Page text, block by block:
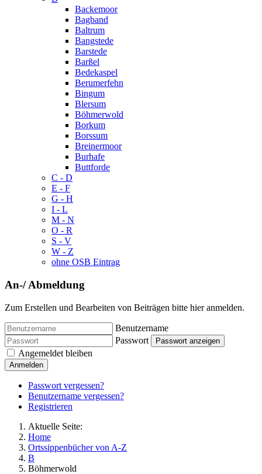
Backemoor
Bagband
Baltrum
Bangstede
Barstede
Barßel
Bedekaspel
Berumerfehn
Bingum
Blersum
Böhmerwold
Borkum
Borssum
Breinermoor
Burhafe
Buttforde
C - D
E - F
G - H
I - L
M - N
O - R
S - V
W - Z
ohne OSB Eintrag
An-/ Abmeldung
Zum Erstellen und Bearbeiten von Beiträgen bitte hier anmelden.
Benutzername
Passwort
Passwort anzeigen
Angemeldet bleiben
Anmelden
Passwort vergessen?
Benutzername vergessen?
Registrieren
Aktuelle Seite:
Home
Ortssippenbücher von A-Z
B
Böhmerwold